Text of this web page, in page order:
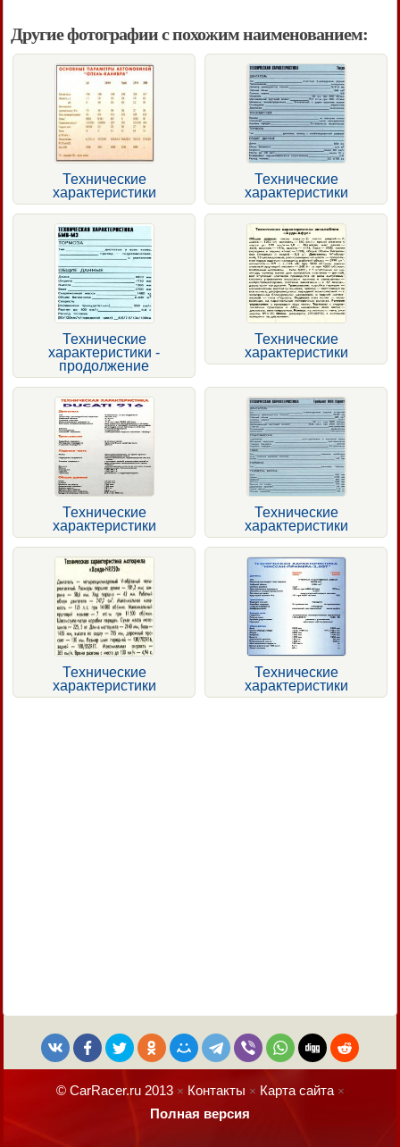
Другие фотографии с похожим наименованием:
Технические
характеристики
Технические
характеристики
Технические
характеристики -
продолжение
Технические
характеристики
Технические
характеристики
Технические
характеристики
Технические
характеристики
Технические
характеристики
© CarRacer.ru 2013× Контакты × Карта сайта×
Полная версия